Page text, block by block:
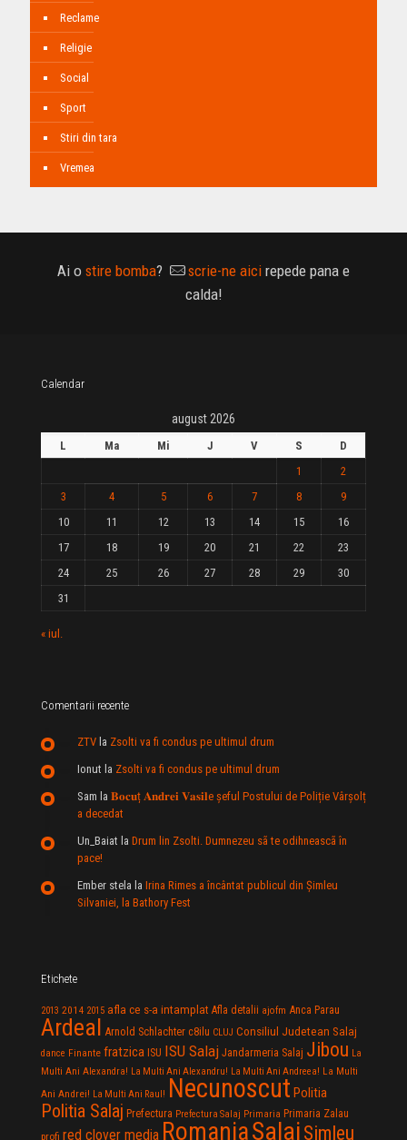
Reclame
Religie
Social
Sport
Stiri din tara
Vremea
Ai o stire bomba? scrie-ne aici repede pana e
calda!
Calendar
august 2026
L Ma Mi J V S
D
1
2
3
4 5 6 7 8
9
10
11 12 13 14 15
16
17
18 19 20 21 22
23
24
25 26 27 28 29
30
31
« iul.
Comentarii recente
ZTV la Zsolti va fi condus pe ultimul drum
Ionut la Zsolti va fi condus pe ultimul drum
Sam la 𝐁𝐨𝐜𝐮ț 𝐀𝐧𝐝𝐫𝐞𝐢 𝐕𝐚𝐬𝐢𝐥e şeful Postului de Poliție Vârșolț
a decedat
Un_Baiat la Drum lin Zsolti. Dumnezeu sã te odihneascã în
pace!
Ember stela la Irina Rimes a încântat publicul din Şimleu
Silvaniei, la Bathory Fest
Etichete
2013 2014 2015 afla ce s-a intamplat Afla detalii ajofm Anca Parau
Ardeal Arnold Schlachter c8ilu CLUJ Consiliul Judetean Salaj
dance Finante fratzica ISU ISU Salaj Jandarmeria Salaj Jibou La
Multi Ani Alexandra! La Multi Ani Alexandru! La Multi Ani Andreea! La Multi
Ani Andrei! La Multi Ani Raul! Necunoscut Politia
Politia Salaj Prefectura Prefectura Salaj Primaria Primaria Zalau
profi red clover media RomaniaSalaj Simleu